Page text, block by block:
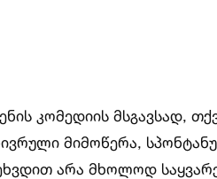
კომედიის მსგავსად,
მიმოწერა,
არა მხოლოდ